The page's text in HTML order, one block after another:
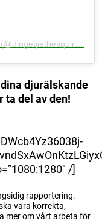
djurälskande
ta del av den!
/]
rapportering.
vara korrekta,
mer om vårt arbeta för